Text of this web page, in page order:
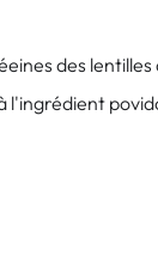
des
l'ingrédient